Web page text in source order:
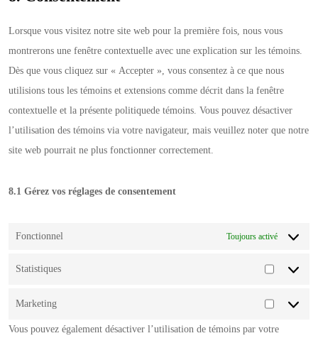
Lorsque vous visitez notre site web pour la première fois, nous vous
montrerons une fenêtre contextuelle avec une explication sur les témoins.
Dès que vous cliquez sur « Accepter », vous consentez à ce que nous
utilisions tous les témoins et extensions comme décrit dans la fenêtre
contextuelle et la présente politiquede témoins. Vous pouvez désactiver
l’utilisation des témoins via votre navigateur, mais veuillez noter que notre
site web pourrait ne plus fonctionner correctement.
8.1 Gérez vos réglages de consentement
Fonctionnel Toujours activé
Statistiques
Marketing
Vous pouvez également désactiver l’utilisation de témoins par votre